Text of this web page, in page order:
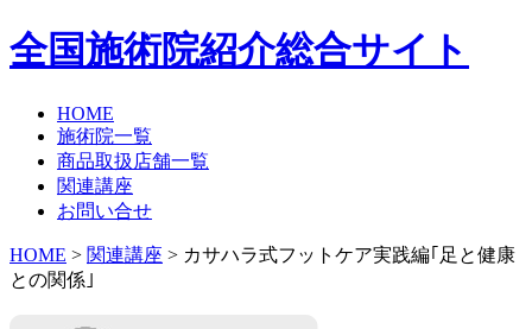
全国施術院紹介総合サイト
HOME
施術院一覧
商品取扱店舗一覧
関連講座
お問い合せ
HOME > 関連講座 > カサハラ式フットケア実践編｢足と健康
との関係｣